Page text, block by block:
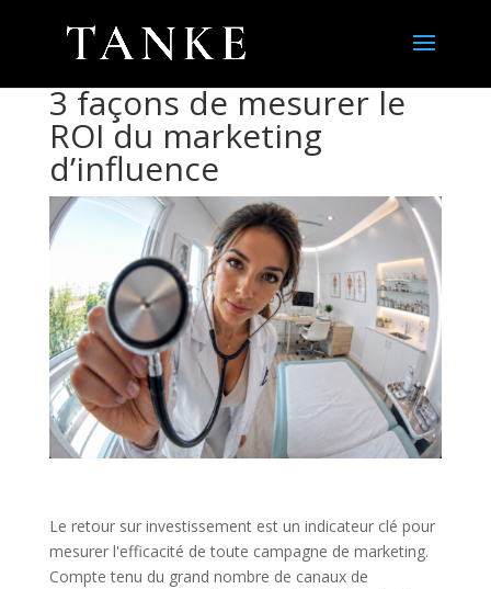
3 façons de mesurer le
ROI du marketing
d’influence
Le retour sur investissement est un indicateur clé pour
mesurer l'efficacité de toute campagne de marketing.
Compte tenu du grand nombre de canaux de